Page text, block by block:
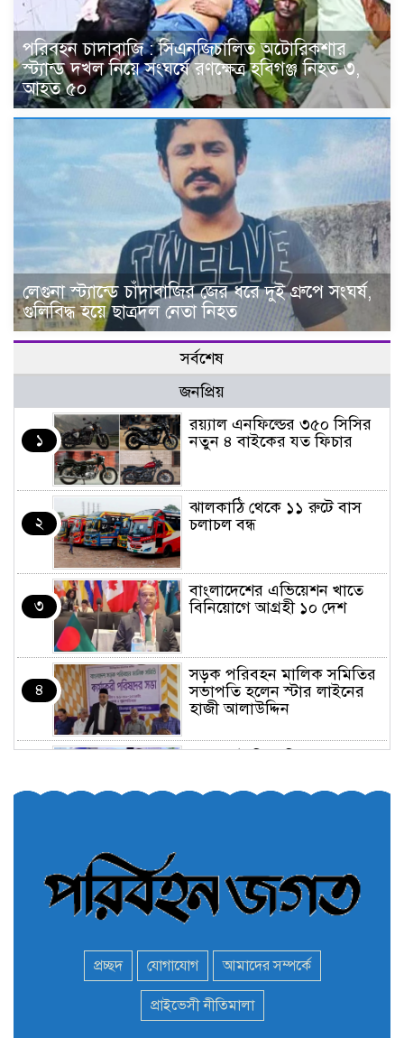
পরিবহন চাদাবাজি : সিএনজিচালিত অটোরিকশার
স্ট্যান্ড দখল নিয়ে সংঘর্ষে রণক্ষেত্র হবিগঞ্জ নিহত ৩,
আহত ৫০
লেগুনা স্ট্যান্ডে চাঁদাবাজির জের ধরে দুই গ্রুপে সংঘর্ষ,
গুলিবিদ্ধ হয়ে ছাত্রদল নেতা নিহত
সর্বশেষ
জনপ্রিয়
১
র‌য়্যাল এনফিল্ডের ৩৫০ সিসির
নতুন ৪ বাইকের যত ফিচার
২
ঝালকাঠি থেকে ১১ রুটে বাস
চলাচল বন্ধ
৩
বাংলাদেশের এভিয়েশন খাতে
বিনিয়োগে আগ্রহী ১০ দেশ
৪
সড়ক পরিবহন মালিক সমিতির
সভাপতি হলেন স্টার লাইনের
হাজী আলাউদ্দিন
অনির্দিষ্টকালের জন্য বাংলাদেশে
মন্ত্রী এমপিদের দেশত্যাগের
হিড়িক : নিরাপদ আশ্রয়ে
প্রচ্ছদ যোগাযোগ আমাদের সম্পর্কে
প্রাইভেসী নীতিমালা